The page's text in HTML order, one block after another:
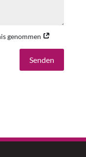
genommen
Senden